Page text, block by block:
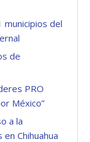
municipios del
de
PRO
México”
a la
Chihuahua